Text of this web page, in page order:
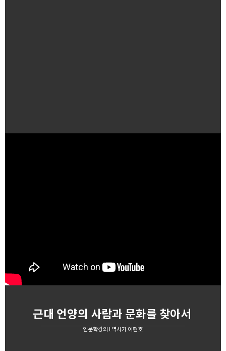
근대 언양의 사람과 문화를 찾아서
인문학강의 l 역사가 이현호